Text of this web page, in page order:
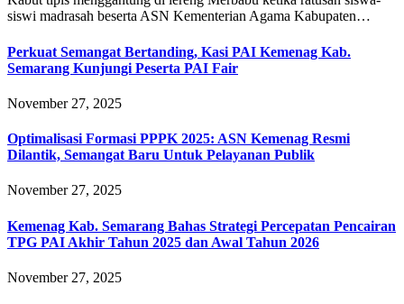
siswi madrasah beserta ASN Kementerian Agama Kabupaten…
Perkuat Semangat Bertanding, Kasi PAI Kemenag Kab.
Semarang Kunjungi Peserta PAI Fair
November 27, 2025
Optimalisasi Formasi PPPK 2025: ASN Kemenag Resmi
Dilantik, Semangat Baru Untuk Pelayanan Publik
November 27, 2025
Kemenag Kab. Semarang Bahas Strategi Percepatan Pencairan
TPG PAI Akhir Tahun 2025 dan Awal Tahun 2026
November 27, 2025